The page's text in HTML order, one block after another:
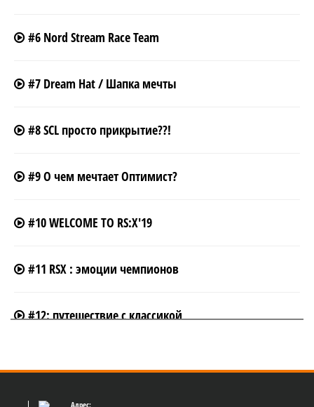
#6 Nord Stream Race Team
#7 Dream Hat / Шапка мечты
#8 SCL просто прикрытие??!
#9 О чем мечтает Оптимист?
#10 WELCOME TO RS:X'19
#11 RSX : эмоции чемпионов
#12: путешествие с классикой
Адрес: